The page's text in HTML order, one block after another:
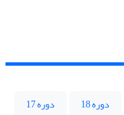
دوره 18
دوره 17